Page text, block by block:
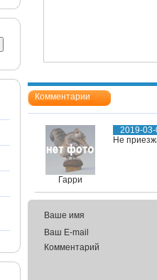
Комментарии
Гарри
2019-
Не
Ваше имя
Ваш E-mail
Комментарий